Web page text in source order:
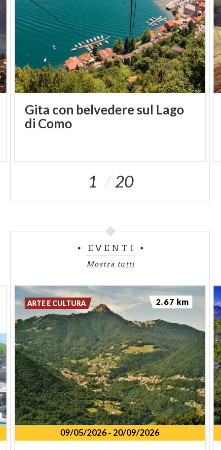
Gita con belvedere sul Lago
di Como
1 20
EVENTI
Mostra tutti
09/05/2026- 20/09/2026
ARTE E CULTURA 2.67 km